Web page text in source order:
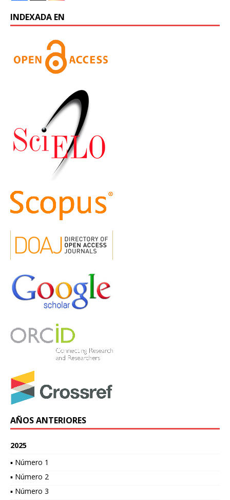
INDEXADA EN
AÑOS ANTERIORES
2025
▪ Número 1
▪ Número 2
▪ Número 3